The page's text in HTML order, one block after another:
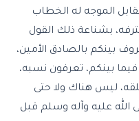
الموجه له الخطاب
بشناعة ذلك القول
بينكم بالصادق الأمين،
بينكم، تعرفون نسبه،
ليس هناك ولا حتى
عليه وآله وسلم قبل